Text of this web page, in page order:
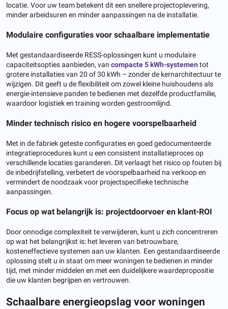
locatie. Voor uw team betekent dit een snellere projectoplevering,
minder arbeidsuren en minder aanpassingen na de installatie.
Modulaire configuraties voor schaalbare implementatie
Met gestandaardiseerde RESS-oplossingen kunt u modulaire
capaciteitsopties aanbieden, van compacte 5 kWh-systemen tot
grotere installaties van 20 of 30 kWh – zonder de kernarchitectuur te
wijzigen. Dit geeft u de flexibiliteit om zowel kleine huishoudens als
energie-intensieve panden te bedienen met dezelfde productfamilie,
waardoor logistiek en training worden gestroomlijnd.
Minder technisch risico en hogere voorspelbaarheid
Met in de fabriek geteste configuraties en goed gedocumenteerde
integratieprocedures kunt u een consistent installatieproces op
verschillende locaties garanderen. Dit verlaagt het risico op fouten bij
de inbedrijfstelling, verbetert de voorspelbaarheid na verkoop en
vermindert de noodzaak voor projectspecifieke technische
aanpassingen.
Focus op wat belangrijk is: projectdoorvoer en klant-ROI
Door onnodige complexiteit te verwijderen, kunt u zich concentreren
op wat het belangrijkst is: het leveren van betrouwbare,
kosteneffectieve systemen aan uw klanten. Een gestandaardiseerde
oplossing stelt u in staat om meer woningen te bedienen in minder
tijd, met minder middelen en met een duidelijkere waardepropositie
die uw klanten begrijpen en vertrouwen.
Schaalbare energieopslag voor woningen